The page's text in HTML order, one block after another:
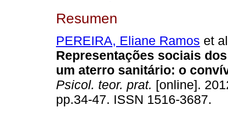
Resumen
PEREIRA, Eliane Ramos et
Representações sociais
um aterro sanitário: o
Psicol. teor. prat. [online].
pp.34-47. ISSN 1516-3687.